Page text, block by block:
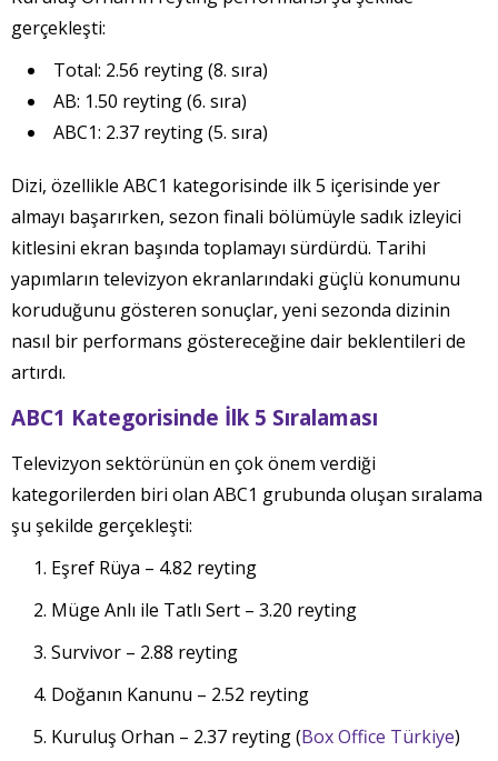
gerçekleşti:
Total: 2.56 reyting (8. sıra)
AB: 1.50 reyting (6. sıra)
ABC1: 2.37 reyting (5. sıra)
Dizi, özellikle ABC1 kategorisinde ilk 5 içerisinde yer
almayı başarırken, sezon finali bölümüyle sadık izleyici
kitlesini ekran başında toplamayı sürdürdü. Tarihi
yapımların televizyon ekranlarındaki güçlü konumunu
koruduğunu gösteren sonuçlar, yeni sezonda dizinin
nasıl bir performans göstereceğine dair beklentileri de
artırdı.
ABC1 Kategorisinde İlk 5 Sıralaması
Televizyon sektörünün en çok önem verdiği
kategorilerden biri olan ABC1 grubunda oluşan sıralama
şu şekilde gerçekleşti:
Eşref Rüya – 4.82 reyting
Müge Anlı ile Tatlı Sert – 3.20 reyting
Survivor – 2.88 reyting
Doğanın Kanunu – 2.52 reyting
Kuruluş Orhan – 2.37 reyting (Box Office Türkiye)